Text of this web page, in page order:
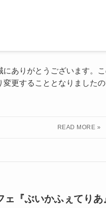
ありがとうございます。
更することとなりました
ェ『ぶいかふぇてり